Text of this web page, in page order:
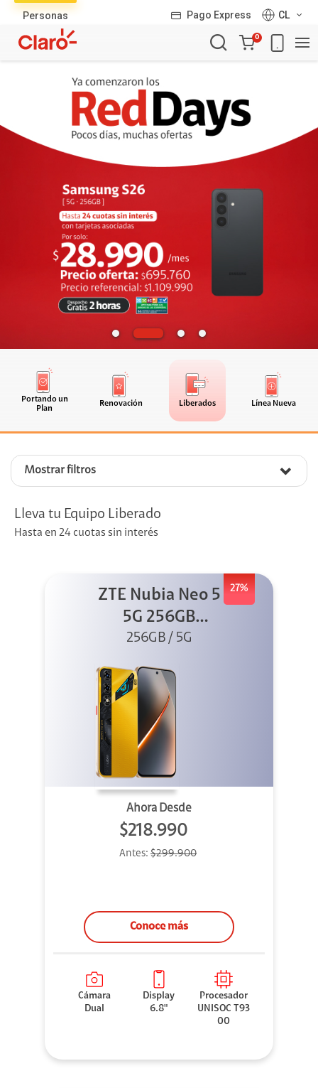
Personas Pago Express
CL
Carro
de
0
Portando un
Plan
Renovación Liberados Línea Nueva
Mostrar filtros
productos
Lleva tu Equipo Liberado
Hasta en 24 cuotas sin interés
27%
ZTE Nubia Neo 5
5G 256GB
Dorado
256GB / 5G
Ahora Desde
$218.990
Antes: $299.900
Conoce más
Cámara
Dual
Display
6.8"
Procesador
UNISOC T93
00